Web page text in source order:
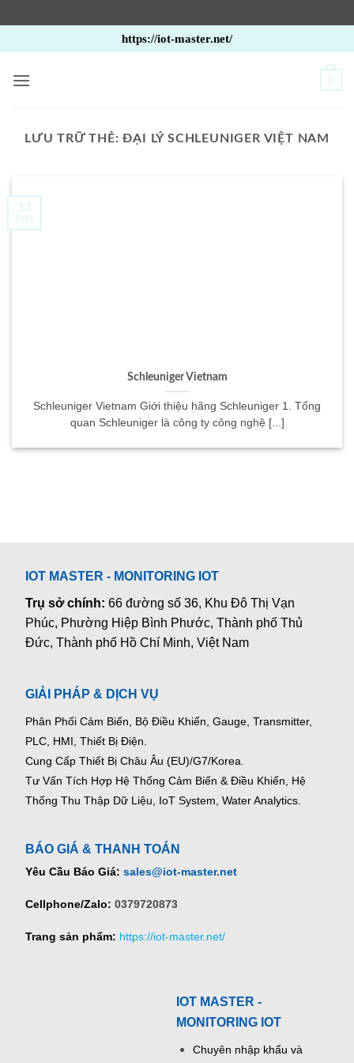
qua
nội
https://iot-master.net/
0
LƯU TRỮ THẺ:ĐẠI LÝ SCHLEUNIGER VIỆT NAM
Schleuniger Vietnam
Schleuniger Vietnam Giới thiệu hãng Schleuniger 1. Tổng
quan Schleuniger là công ty công nghệ [...]
13
Th10
IOT MASTER - MONITORING IOT
Trụ sở chính:66 đường số 36, Khu Đô Thị Vạn
Phúc, Phường Hiệp Bình Phước, Thành phố Thủ
Đức, Thành phố Hồ Chí Minh, Việt Nam
GIẢI PHÁP & DỊCH VỤ
Phân Phối Cảm Biến, Bộ Điều Khiển, Gauge, Transmitter,
PLC, HMI, Thiết Bị Điện.
Cung Cấp Thiết Bị Châu Âu (EU)/G7/Korea.
Tư Vấn Tích Hợp Hệ Thống Cảm Biến & Điều Khiển, Hệ
Thống Thu Thập Dữ Liệu, IoT System, Water Analytics.
BÁO GIÁ & THANH TOÁN
Yêu Cầu Báo Giá: sales@iot-master.net
Cellphone/Zalo: 0379720873
Trang sản phẩm: https://iot-master.net/
IOT MASTER -
MONITORING IOT
Chuyên nhập khẩu và